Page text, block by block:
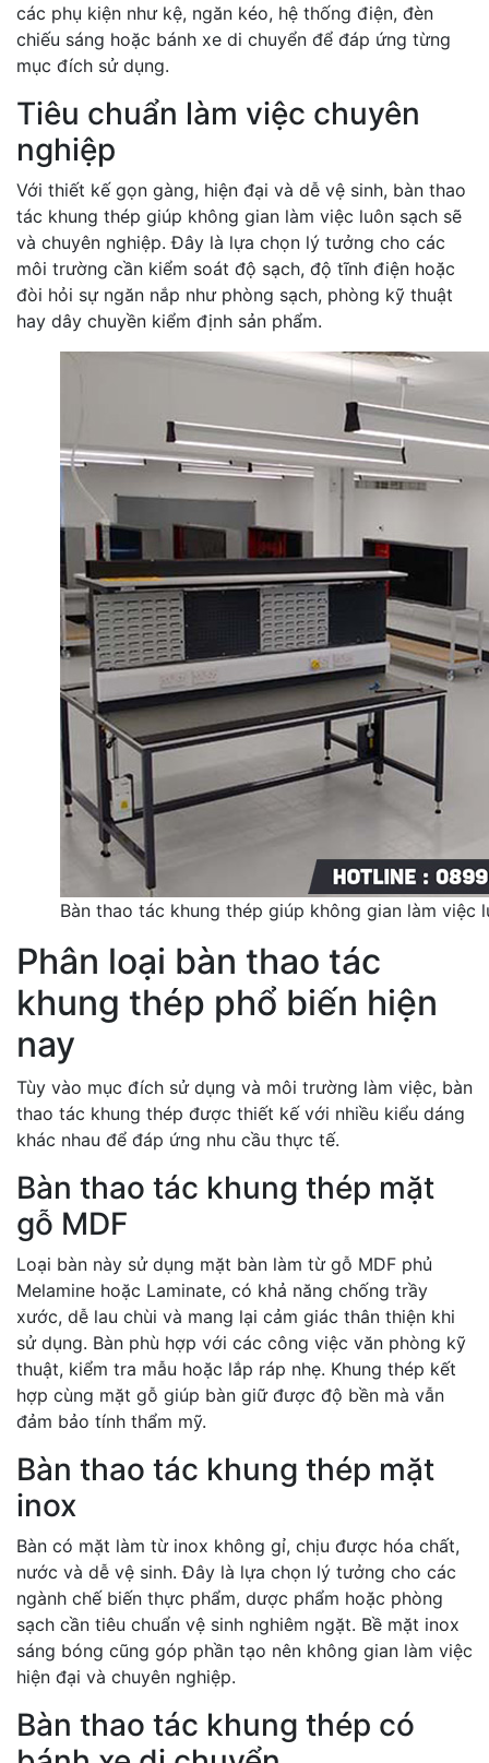
các phụ kiện như kệ, ngăn kéo, hệ thống điện, đèn
chiếu sáng hoặc bánh xe di chuyển để đáp ứng từng
mục đích sử dụng.
Tiêu chuẩn làm việc chuyên
nghiệp
Với thiết kế gọn gàng, hiện đại và dễ vệ sinh, bàn thao
tác khung thép giúp không gian làm việc luôn sạch sẽ
và chuyên nghiệp. Đây là lựa chọn lý tưởng cho các
môi trường cần kiểm soát độ sạch, độ tĩnh điện hoặc
đòi hỏi sự ngăn nắp như phòng sạch, phòng kỹ thuật
hay dây chuyền kiểm định sản phẩm.
Bàn thao tác khung thép giúp không gian làm việc
Phân loại bàn thao tác
khung thép phổ biến hiện
nay
Tùy vào mục đích sử dụng và môi trường làm việc, bàn
thao tác khung thép được thiết kế với nhiều kiểu dáng
khác nhau để đáp ứng nhu cầu thực tế.
Bàn thao tác khung thép mặt
gỗ MDF
Loại bàn này sử dụng mặt bàn làm từ gỗ MDF phủ
Melamine hoặc Laminate, có khả năng chống trầy
xước, dễ lau chùi và mang lại cảm giác thân thiện khi
sử dụng. Bàn phù hợp với các công việc văn phòng kỹ
thuật, kiểm tra mẫu hoặc lắp ráp nhẹ. Khung thép kết
hợp cùng mặt gỗ giúp bàn giữ được độ bền mà vẫn
đảm bảo tính thẩm mỹ.
Bàn thao tác khung thép mặt
inox
Bàn có mặt làm từ inox không gỉ, chịu được hóa chất,
nước và dễ vệ sinh. Đây là lựa chọn lý tưởng cho các
ngành chế biến thực phẩm, dược phẩm hoặc phòng
sạch cần tiêu chuẩn vệ sinh nghiêm ngặt. Bề mặt inox
sáng bóng cũng góp phần tạo nên không gian làm việc
hiện đại và chuyên nghiệp.
Bàn thao tác khung thép có